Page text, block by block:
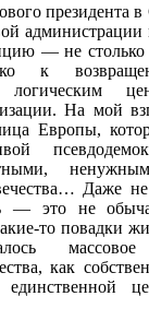
президента
администрации
— не столько
к
логическим
На мой
Европы,
Даже
— это не
то повадки
как
единственной